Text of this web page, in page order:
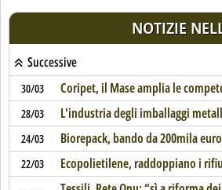
NOTIZIE
Successive
30/03 Coripet, il Mase amplia le
28/03 L'industria degli imballaggi
24/03 Biorepack, bando da 200mila
22/03 Ecopolietilene, raddoppiano i